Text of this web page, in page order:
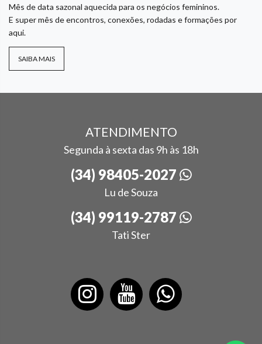
Mês de data sazonal aquecida para os negócios femininos.
E super mês de encontros, conexões, rodadas e formações por
aqui.
SAIBA MAIS
ATENDIMENTO
Segunda à sexta das 9h às 18h
(34) 98405-2027
Lu de Souza
(34) 99119-2787
Tati Ster